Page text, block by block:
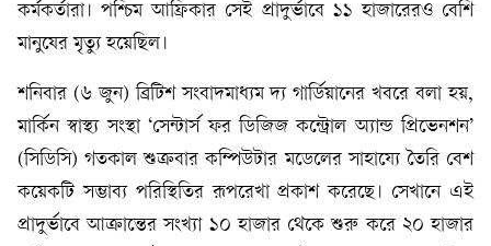
কর্মকর্তারা। পশ্চিম আফ্রিকার সেই প্রাদুর্ভাবে ১১ হাজারেরও বেশি
মানুষের মৃত্যু হয়েছিল।
শনিবার (৬ জুন) ব্রিটিশ সংবাদমাধ্যম দ্য গার্ডিয়ানের খবরে বলা হয়,
মার্কিন স্বাস্থ্য সংস্থা ‘সেন্টার্স ফর ডিজিজ কন্ট্রোল অ্যান্ড প্রিভেনশন’
(সিডিসি) গতকাল শুক্রবার কম্পিউটার মডেলের সাহায্যে তৈরি বেশ
কয়েকটি সম্ভাব্য পরিস্থিতির রূপরেখা প্রকাশ করেছে। সেখানে এই
প্রাদুর্ভাবে আক্রান্তের সংখ্যা ১০ হাজার থেকে শুরু করে ২০ হাজার